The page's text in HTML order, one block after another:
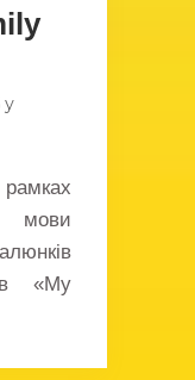
у
мови
«My